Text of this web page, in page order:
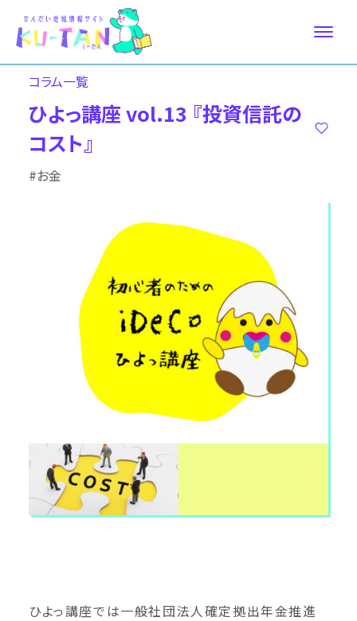
コラム⼀覧
ひよっ講座 vol.13 『投資信託の
コスト』
#お金
ひよっ講座では一般社団法人確定拠出年金推進